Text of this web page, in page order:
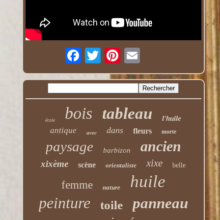
école bois tableau l'huile
antique avec dans fleurs morte
paysage barbizon ancien
xixème scène orientaliste xixe belle
femme nature huile
peinture toile panneau